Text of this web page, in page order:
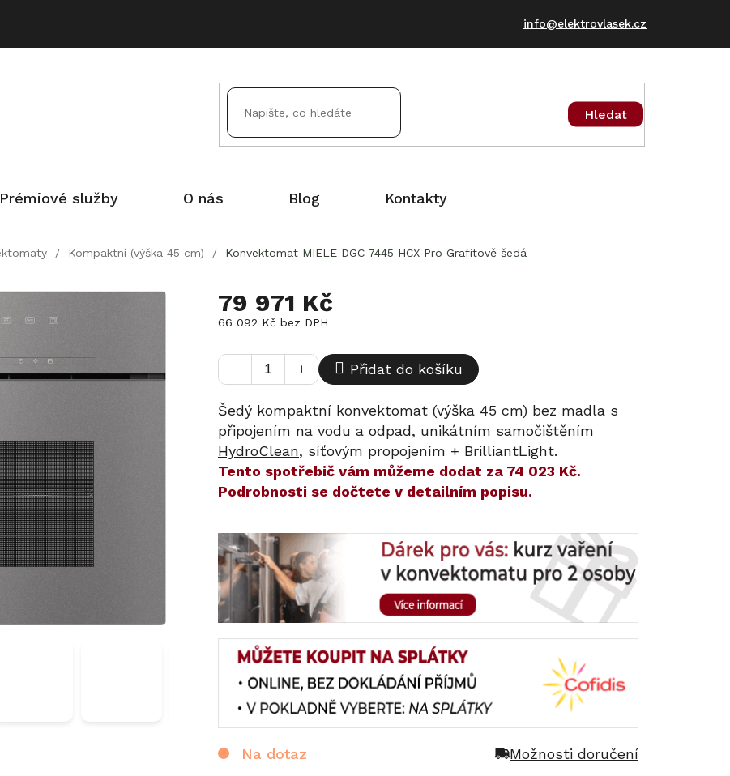
info@elektrovlasek.cz
Hledat
Prémiové služby O nás Blog Kontakty
/ Kompaktní (výška 45 cm) / Konvektomat MIELE DGC 7445 HCX Pro Grafitově šedá
79 971 Kč
66 092 Kč bez DPH
cena:
+
− Přidat do košíku
Šedý kompaktní konvektomat (výška 45 cm) bez madla s
připojením na vodu a odpad, unikátním samočištěním
HydroClean, síťovým propojením + BrilliantLight.
​​Tento spotřebič vám můžeme dodat za 74 023 Kč.
Podrobnosti se dočtete v detailním popisu.
Na dotaz Možnosti doručení